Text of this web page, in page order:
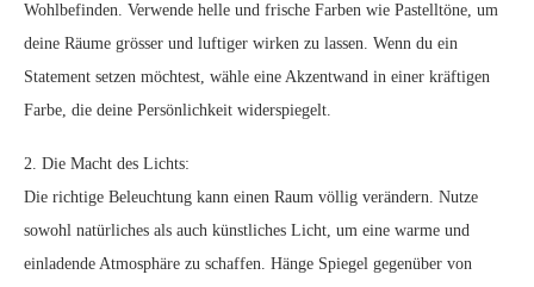
Wohlbefinden. Verwende helle und frische Farben wie Pastelltöne, um
deine Räume grösser und luftiger wirken zu lassen. Wenn du ein
Statement setzen möchtest, wähle eine Akzentwand in einer kräftigen
Farbe, die deine Persönlichkeit widerspiegelt.
2. Die Macht des Lichts:
Die richtige Beleuchtung kann einen Raum völlig verändern. Nutze
sowohl natürliches als auch künstliches Licht, um eine warme und
einladende Atmosphäre zu schaffen. Hänge Spiegel gegenüber von